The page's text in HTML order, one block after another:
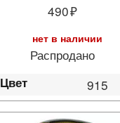
490
нет в наличии
Распродано
Цвет 915